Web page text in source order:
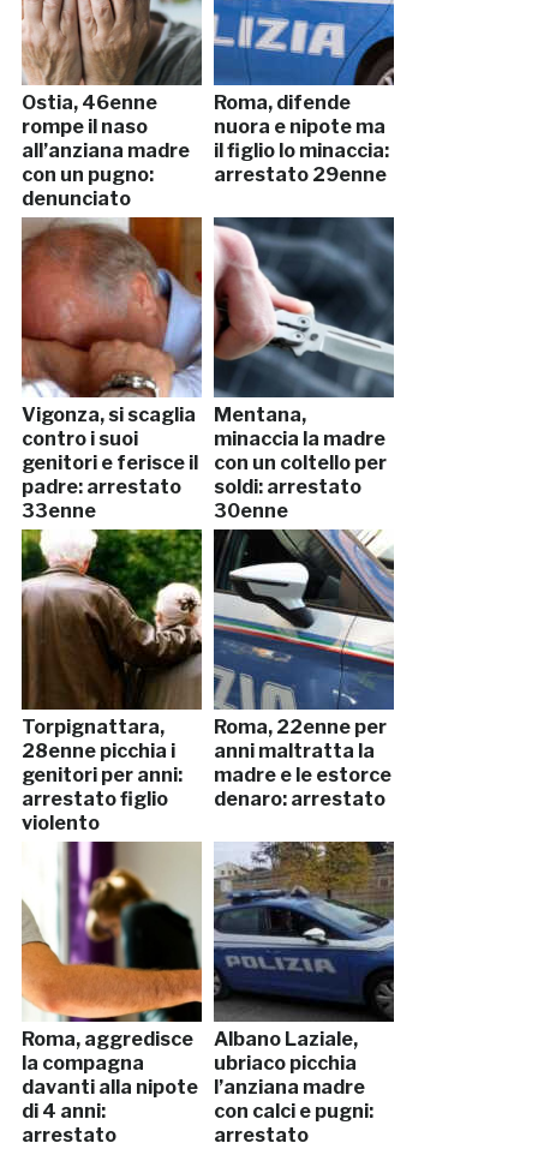
Ostia, 46enne
rompe il naso
all’anziana madre
con un pugno:
denunciato
Roma, difende
nuora e nipote ma
il figlio lo minaccia:
arrestato 29enne
Vigonza, si scaglia
contro i suoi
genitori e ferisce il
padre: arrestato
33enne
Mentana,
minaccia la madre
con un coltello per
soldi: arrestato
30enne
Torpignattara,
28enne picchia i
genitori per anni:
arrestato figlio
violento
Roma, 22enne per
anni maltratta la
madre e le estorce
denaro: arrestato
Roma, aggredisce
la compagna
davanti alla nipote
di 4 anni:
arrestato
Albano Laziale,
ubriaco picchia
l’anziana madre
con calci e pugni:
arrestato